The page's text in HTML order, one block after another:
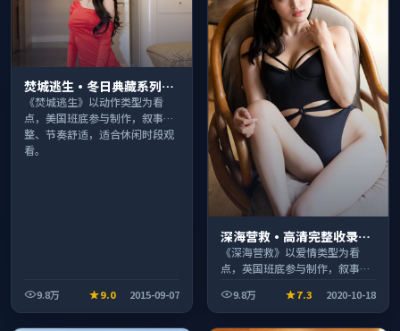
焚城逃生·冬日典藏系列温
情叙事引人入胜
《焚城逃生》以动作类型为看
点，美国班底参与制作，叙事完
整、节奏舒适，适合休闲时段观
看。
9.8万 9.0 2015-09-07
深海营救·高清完整收录适
合周末一口气刷完
《深海营救》以爱情类型为看
点，英国班底参与制作，叙事完
看。9.8万 7.3 2020-10-18